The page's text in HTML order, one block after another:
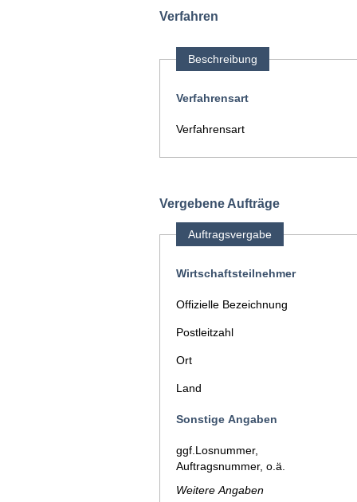
Verfahren
Beschreibung
Verfahrensart
Verfahrensart
Vergebene Aufträge
Auftragsvergabe
Wirtschaftsteilnehmer
Offizielle Bezeichnung
Postleitzahl
Ort
Land
Sonstige Angaben
ggf.Losnummer,
Auftragsnummer, o.ä.
Weitere Angaben